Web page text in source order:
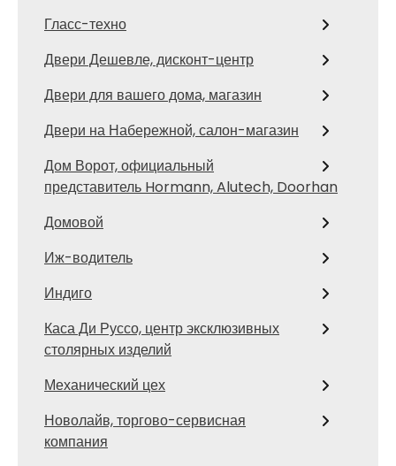
Гласс-техно
Двери Дешевле, дисконт-центр
Двери для вашего дома, магазин
Двери на Набережной, салон-магазин
Дом Ворот, официальный
представитель Hormann, Alutech, Doorhan
Домовой
Иж-водитель
Индиго
Каса Ди Руссо, центр эксклюзивных
столярных изделий
Механический цех
Новолайв, торгово-сервисная
компания